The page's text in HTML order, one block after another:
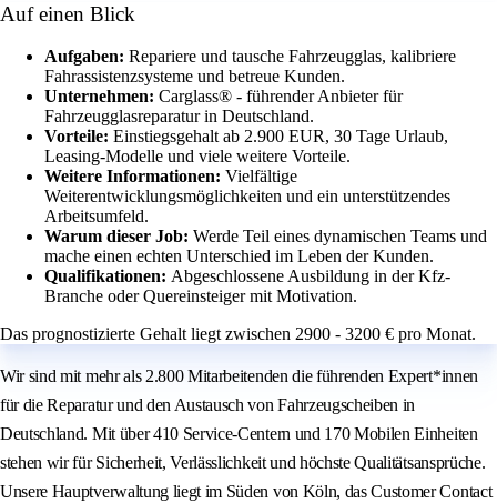
Auf einen Blick
Aufgaben: Repariere und tausche Fahrzeugglas, kalibriere
Fahrassistenzsysteme und betreue Kunden.
Unternehmen: Carglass® - führender Anbieter für
Fahrzeugglasreparatur in Deutschland.
Vorteile: Einstiegsgehalt ab 2.900 EUR, 30 Tage Urlaub,
Leasing-Modelle und viele weitere Vorteile.
Weitere Informationen: Vielfältige
Weiterentwicklungsmöglichkeiten und ein unterstützendes
Arbeitsumfeld.
Warum dieser Job: Werde Teil eines dynamischen Teams und
mache einen echten Unterschied im Leben der Kunden.
Qualifikationen: Abgeschlossene Ausbildung in der Kfz-
Branche oder Quereinsteiger mit Motivation.
Das prognostizierte Gehalt liegt zwischen 2900 - 3200 € pro Monat.
Wir sind mit mehr als 2.800 Mitarbeitenden die führenden Expert*innen
für die Reparatur und den Austausch von Fahrzeugscheiben in
Deutschland. Mit über 410 Service-Centern und 170 Mobilen Einheiten
stehen wir für Sicherheit, Verlässlichkeit und höchste Qualitätsansprüche.
Unsere Hauptverwaltung liegt im Süden von Köln, das Customer Contact